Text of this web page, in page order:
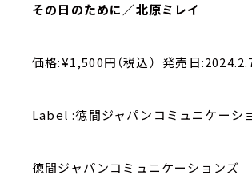
その日のために／北原ミレイ
価格:¥1,500円（税込） 発売日
Label :徳間ジャパンコミュニケー
徳間ジャパンコミュニケーションズ